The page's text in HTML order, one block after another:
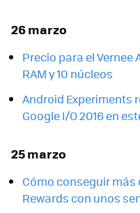
26 marzo
Precio para el Vernee
RAM y 10 núcleos
Android Experiments
Google I/O 2016 en
25 marzo
Cómo conseguir más
Rewards con unos